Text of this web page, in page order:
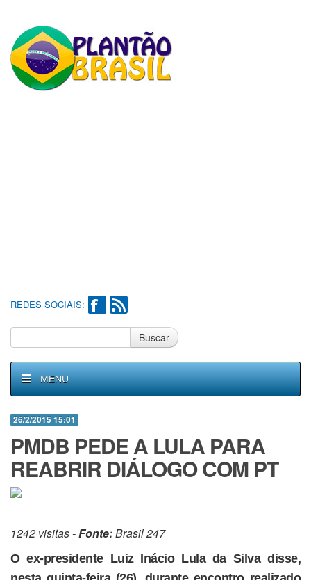
REDES SOCIAIS:
Buscar
MENU
26/2/2015 15:01
PMDB PEDE A LULA PARA
REABRIR DIÁLOGO COM PT
1242 visitas -Fonte:Brasil 247
O ex-presidente Luiz Inácio Lula da Silva disse,